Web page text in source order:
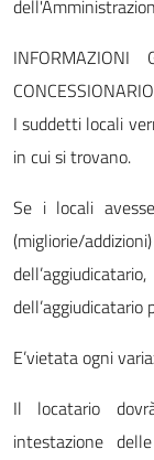
CONCESSIONARIO
I suddetti locali
in cui si trovano.
Se i locali
(migliorie/
dell’aggiudicatario
E’vietata ogni
Il locatario
intestazione